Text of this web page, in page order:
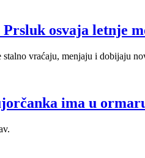
osvaja letnje
vraćaju, menjaju i dobijaju
ima u